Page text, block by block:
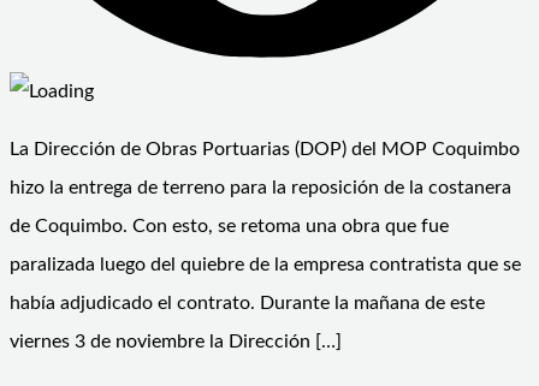
La Dirección de Obras Portuarias (DOP) del MOP Coquimbo
hizo la entrega de terreno para la reposición de la costanera
de Coquimbo. Con esto, se retoma una obra que fue
paralizada luego del quiebre de la empresa contratista que se
había adjudicado el contrato. Durante la mañana de este
viernes 3 de noviembre la Dirección […]